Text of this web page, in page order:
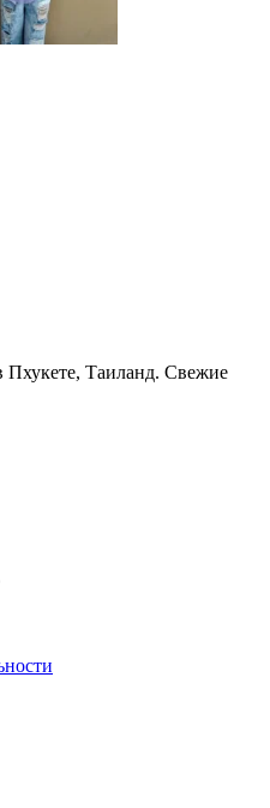
Пхукете, Таиланд. Свежие